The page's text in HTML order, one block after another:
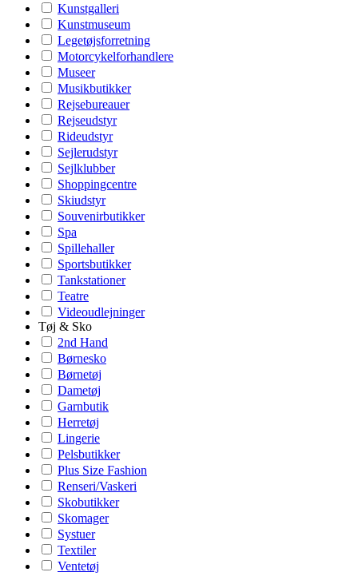
Kunstgalleri
Kunstmuseum
Legetøjsforretning
Motorcykelforhandlere
Museer
Musikbutikker
Rejsebureauer
Rejseudstyr
Rideudstyr
Sejlerudstyr
Sejlklubber
Shoppingcentre
Skiudstyr
Souvenirbutikker
Spa
Spillehaller
Sportsbutikker
Tankstationer
Teatre
Videoudlejninger
Tøj & Sko
2nd Hand
Børnesko
Børnetøj
Dametøj
Garnbutik
Herretøj
Lingerie
Pelsbutikker
Plus Size Fashion
Renseri/Vaskeri
Skobutikker
Skomager
Systuer
Textiler
Ventetøj